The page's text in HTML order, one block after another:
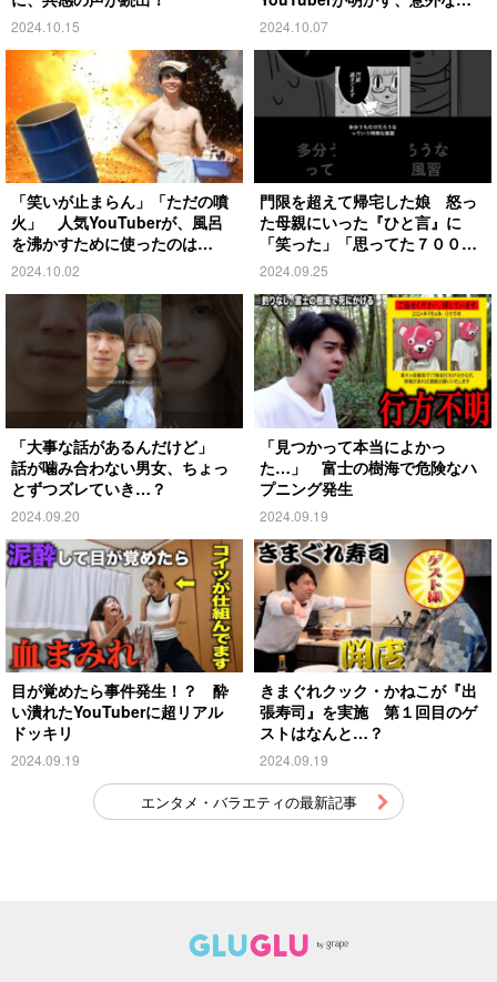
2024.10.15
去とは
2024.10.07
「笑いが止まらん」「ただの噴
火」 人気YouTuberが、風呂
を沸かすために使ったのは…
2024.10.02
門限を超えて帰宅した娘 怒っ
た母親にいった『ひと言』に
「笑った」「思ってた７００倍
特殊」
2024.09.25
「大事な話があるんだけど」
話が噛み合わない男女、ちょっ
とずつズレていき…？
2024.09.20
「見つかって本当によかっ
た…」 富士の樹海で危険なハ
プニング発生
2024.09.19
目が覚めたら事件発生！？ 酔
い潰れたYouTuberに超リアル
ドッキリ
2024.09.19
きまぐれクック・かねこが『出
張寿司』を実施 第１回目のゲ
ストはなんと…？
2024.09.19
エンタメ・バラエティの最新記事